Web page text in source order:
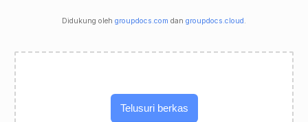
Didukung oleh groupdocs.com dan groupdocs.cloud .
Telusuri berkas